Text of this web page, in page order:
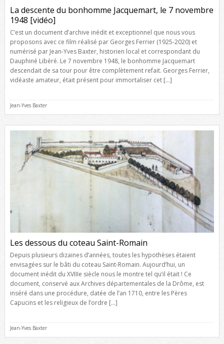
La descente du bonhomme Jacquemart, le 7 novembre
1948 [vidéo]
C’est un document d’archive inédit et exceptionnel que nous vous
proposons avec ce film réalisé par Georges Ferrier (1925-2020) et
numérisé par Jean-Yves Baxter, historien local et correspondant du
Dauphiné Libéré. Le 7 novembre 1948, le bonhomme Jacquemart
descendait de sa tour pour être complètement refait. Georges Ferrier,
vidéaste amateur, était présent pour immortaliser cet […]
Jean-Yves Baxter
Les dessous du coteau Saint-Romain
Depuis plusieurs dizaines d’années, toutes les hypothèses étaient
envisagées sur le bâti du coteau Saint-Romain. Aujourd’hui, un
document inédit du XVIIIe siècle nous le montre tel qu’il était ! Ce
document, conservé aux Archives départementales de la Drôme, est
inséré dans une procédure, datée de l’an 1710, entre les Pères
Capucins et les religieux de l’ordre […]
Jean-Yves Baxter